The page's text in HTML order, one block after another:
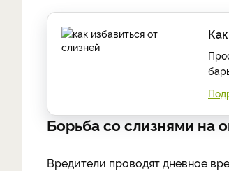
Борьба со слизнями на
Вредители проводят дневное